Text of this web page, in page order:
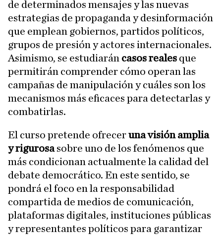
de determinados mensajes y las nuevas
estrategias de propaganda y desinformación
que emplean gobiernos, partidos políticos,
grupos de presión y actores internacionales.
Asimismo, se estudiarán casos reales que
permitirán comprender cómo operan las
campañas de manipulación y cuáles son los
mecanismos más eficaces para detectarlas y
combatirlas.
El curso pretende ofreceruna visión amplia
y rigurosasobre uno de los fenómenos que
más condicionan actualmente la calidad del
debate democrático. En este sentido, se
pondrá el foco en la responsabilidad
compartida de medios de comunicación,
plataformas digitales, instituciones públicas
y representantes políticos para garantizar